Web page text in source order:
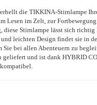
die TIKKINA-Stirnlampe
Lesen im Zelt, zur
diese Stirnlampe lässt sich
leichten Design findet sie in
Sie bei allen Abenteuern zu
und ist dank HYBRID